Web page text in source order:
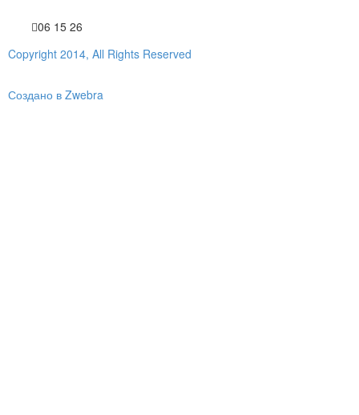
06 15 26
Copyright 2014, All Rights Reserved
Создано в Zwebra